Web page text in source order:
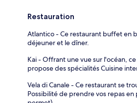
Restauration
Atlantico - Ce restaurant buffet en
déjeuner et le dîner.
Kai - Offrant une vue sur l'océan,
propose des spécialités Cuisine
Vela di Canale - Ce restaurant se
Possibilité de prendre vos repas en